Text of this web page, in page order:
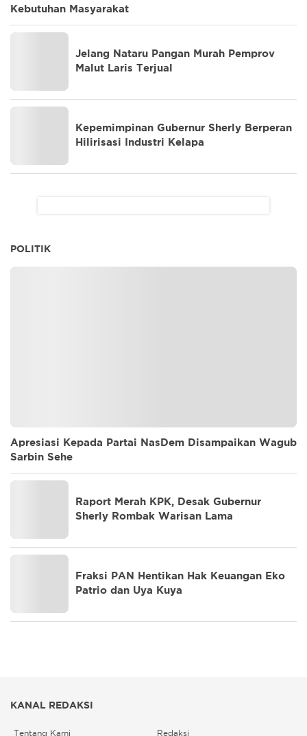
Kebutuhan Masyarakat
Jelang Nataru Pangan Murah Pemprov
Malut Laris Terjual
Kepemimpinan Gubernur Sherly Berperan
Hilirisasi Industri Kelapa
POLITIK
Apresiasi Kepada Partai NasDem Disampaikan Wagub
Sarbin Sehe
Raport Merah KPK, Desak Gubernur
Sherly Rombak Warisan Lama
Fraksi PAN Hentikan Hak Keuangan Eko
Patrio dan Uya Kuya
KANAL REDAKSI
Tentang Kami Redaksi